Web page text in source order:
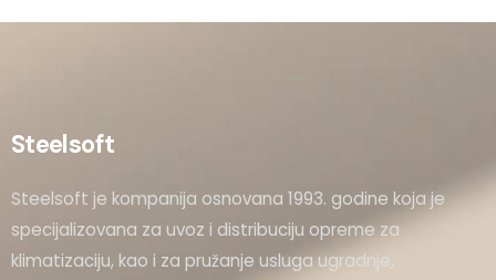
Steelsoft
Steelsoft je kompanija osnovana 1993. godine koja je
specijalizovana za uvoz i distribuciju opreme za
klimatizaciju, kao i za pružanje usluga ugradnje,